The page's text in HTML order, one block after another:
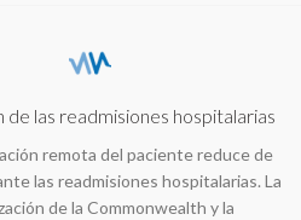
de las readmisiones hospitalarias
remota del paciente reduce de
las readmisiones hospitalarias. La
de la Commonwealth y la